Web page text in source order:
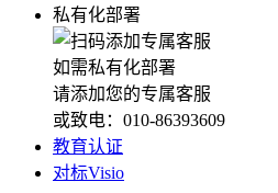
私有化部署
如需私有化部署
请添加您的专属客服
或致电：010-86393609
教育认证
对标Visio